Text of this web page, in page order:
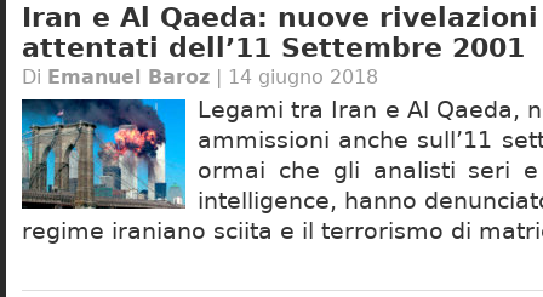
Iran e Al Qaeda: nuove
attentati dell’11 Settembre 2001
Di Emanuel Baroz | 14 giugno 2018
Legami tra Iran e Al Qaeda,
ammissioni anche sull’11
ormai che gli analisti seri
intelligence, hanno
regime iraniano sciita e il terrorismo di